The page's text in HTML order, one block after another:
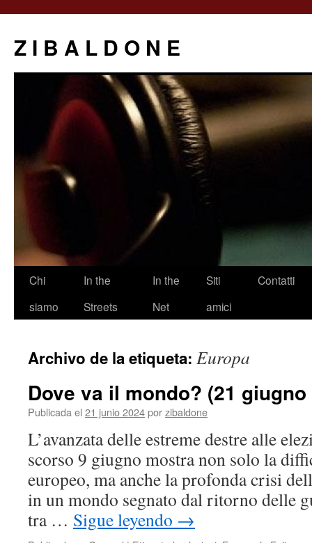
Z I B A L D O N E
Saltar
Chi
siamo
In the
Streets
In the
Net
Siti
amici
Contatti
Archivo de la etiqueta: Europa
Dove va il mondo? (21 giugno
Publicada el 21 junio 2024porzibaldone
L’avanzata delle estreme destre alle
scorso 9 giugno mostra non solo la
europeo, ma anche la profonda crisi
in un mondo segnato dal ritorno delle
tra … Sigue leyendo →